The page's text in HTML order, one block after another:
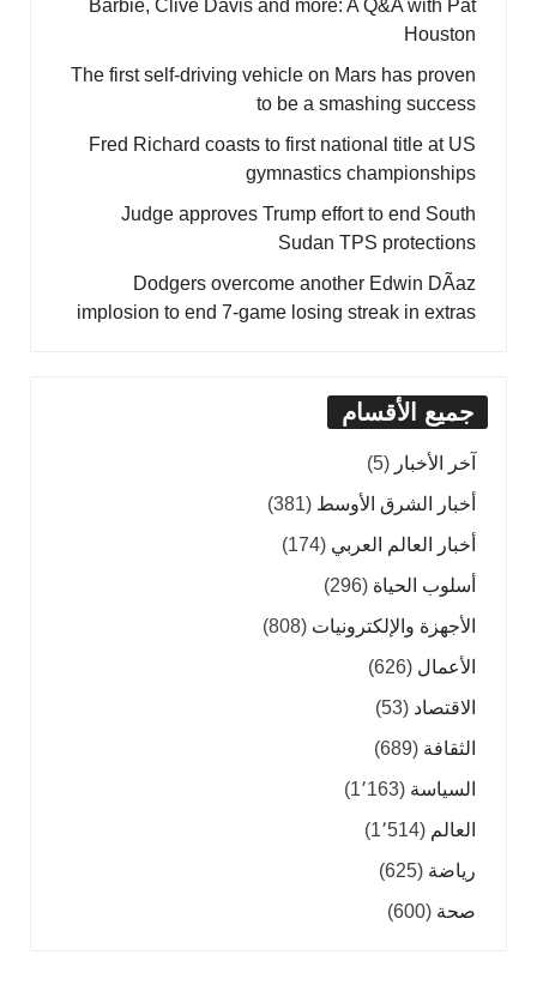
Barbie, Clive Davis and more: A Q&A with Pat
Houston
The first self-driving vehicle on Mars has proven
to be a smashing success
Fred Richard coasts to first national title at US
gymnastics championships
Judge approves Trump effort to end South
Sudan TPS protections
Dodgers overcome another Edwin DÃ­az
implosion to end 7-game losing streak in extras
جميع الأقسام
آخر الأخبار (5)
أخبار الشرق الأوسط (381)
أخبار العالم العربي (174)
أسلوب الحياة (296)
الأجهزة والإلكترونيات (808)
الأعمال (626)
الاقتصاد (53)
الثقافة (689)
السياسة (1٬163)
العالم (1٬514)
رياضة (625)
صحة (600)